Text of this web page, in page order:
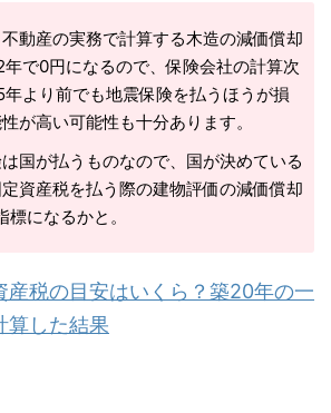
動産の実務で計算する木造の減価償却
で0円になるので、保険会社の計算次
より前でも地震保険を払うほうが損
が高い可能性も十分あります。
国が払うものなので、国が決めている
資産税を払う際の建物評価の減価償却
標になるかと。
産税の目安はいくら？築20年の一
算した結果